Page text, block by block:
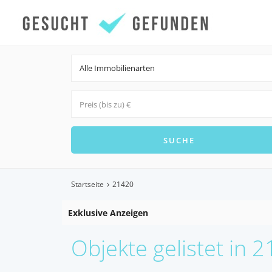
Alle Immobilienarten
Startseite 21420
Exklusive Anzeigen
Objekte gelistet in